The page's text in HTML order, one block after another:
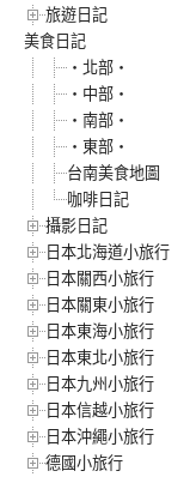
旅遊日記
美食日記
‧北部‧
‧中部‧
‧南部‧
‧東部‧
台南美食地圖
咖啡日記
攝影日記
日本北海道小旅行
日本關西小旅行
日本關東小旅行
日本東海小旅行
日本東北小旅行
日本九州小旅行
日本信越小旅行
日本沖繩小旅行
德國小旅行